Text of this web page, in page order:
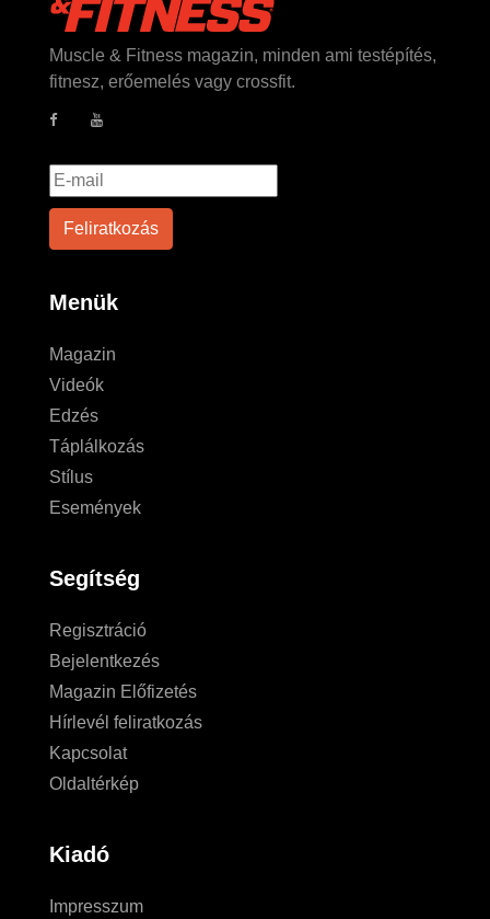
Muscle & Fitness magazin, minden ami testépítés,
fitnesz, erőemelés vagy crossfit.
Menük
Magazin
Videók
Edzés
Táplálkozás
Stílus
Események
Segítség
Regisztráció
Bejelentkezés
Magazin Előfizetés
Hírlevél feliratkozás
Kapcsolat
Oldaltérkép
Kiadó
Impresszum